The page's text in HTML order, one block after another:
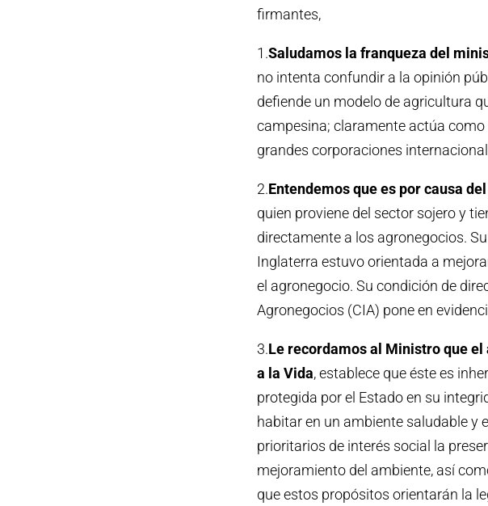
firmantes,
1.Saludamos la franqueza del
no intenta confundir a la opinión
defiende un modelo de agricultura
campesina; claramente actúa
grandes corporaciones
2.Entendemos que es por causa
quien proviene del sector sojero y
directamente a los agronegocios.
Inglaterra estuvo orientada a
el agronegocio. Su condición de
Agronegocios (CIA) pone en
3.Le recordamos al Ministro que
a la Vida, establece que éste es
protegida por el Estado en su
habitar en un ambiente saludable y
prioritarios de interés social la
mejoramiento del ambiente, así
que estos propósitos orientarán la